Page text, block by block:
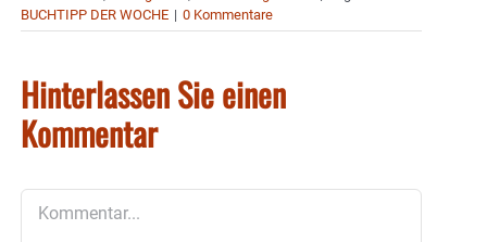
BUCHTIPP DER WOCHE | 0 Kommentare
Hinterlassen Sie einen
Kommentar